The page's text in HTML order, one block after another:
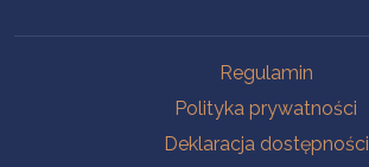
Regulamin
Polityka prywatności
Deklaracja dostępności